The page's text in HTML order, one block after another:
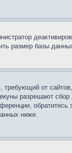
размер базы
от
разрешают
ниже.